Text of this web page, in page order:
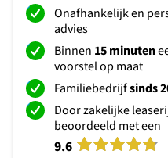
Onafhankelijk en
advies
Binnen 15 minuten
voorstel op maat
Familiebedrijfsinds
Door zakelijke
beoordeeld met een
9.6